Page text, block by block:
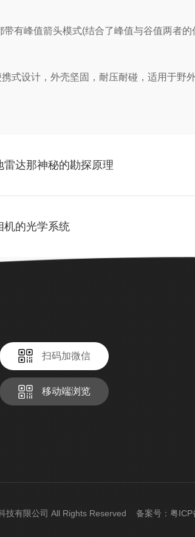
峰值箭头模式(结合了峰值与谷值两者的
携式设计，外壳坚固，耐压耐碰，适用于野
雷达那神秘的勘探原理
机的光学系统
扫码加微信
移动端浏览
技有限公司 All Rights Reserved 备案号： 粤ICP